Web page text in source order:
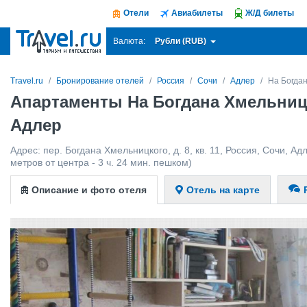
Отели Авиабилеты Ж/Д билеты
Валюта: Рубли (RUB)
Travel.ru Бронирование отелей Россия Сочи Адлер На
Апартаменты На Богдана
Адлер
Адрес: пер. Богдана Хмельницкого, д. 8, кв. 11 Россия Сочи
метров от центра - 3 ч. 24 мин. пешком)
Описание и фото отеля Отель на карте